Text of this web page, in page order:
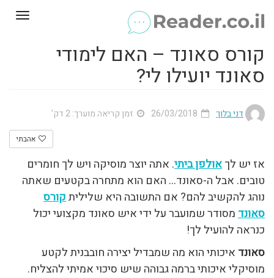
קורס סאונד – האם לימודי
סאונד יועילו לי?
דני בלוך זמן קריאה מוערך: 2 דק'
אהבתי
אז יש לךאולפן ביתי. אתה יוצר מוסיקה ויש לך חומרים
טובים. אבל ה-סאונד… האם הוא מתחרה בקטעים שאתה
נוהג להקשיב להם? אם התשובה היא שליליתקורס
סאונדמסודר שמועבר על ידי איש סאונד מקצועי יכול
כנראה להועיל לך!
סאונד איכותי הוא מה שמבדיל יצירה חובבנית לקטע
מוסיקלי איכותי ברמה גבוהה שיש סיכוי אמיתי להצליח.